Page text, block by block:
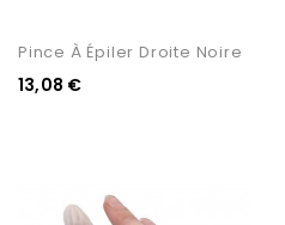
Pince À Épiler Droite Noire
13,08 €